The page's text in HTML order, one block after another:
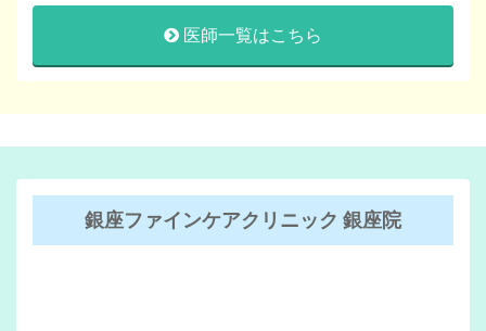
医師一覧はこちら
銀座ファインケアクリニック 銀座院